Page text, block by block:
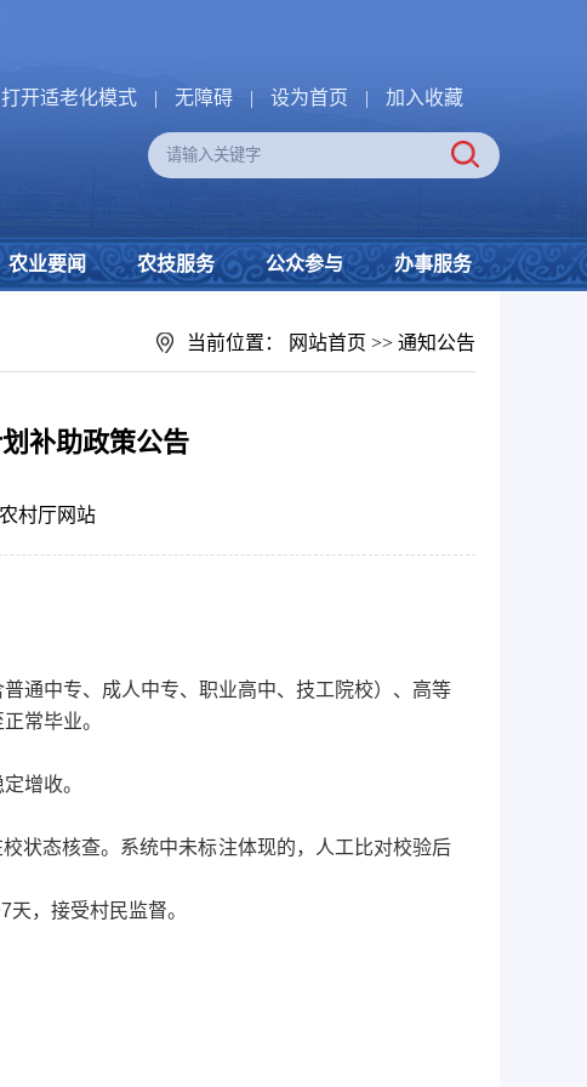
打开适老化模式 | 无障碍 | 设为首页 | 加入收藏
农业要闻 农技服务 公众参与 办事服务
当前位置： 网站首页 >> 通知公告
补助政策公告
村厅网站
通中专、成人中专、职业高中、技工院校）、高等
常毕业。
增收。
状态核查。系统中未标注体现的，人工比对校验后
，接受村民监督。